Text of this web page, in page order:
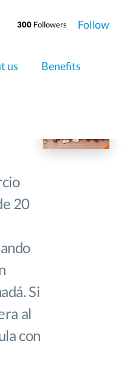
300 Followers Follow
us Benefits
20
Si
al
con